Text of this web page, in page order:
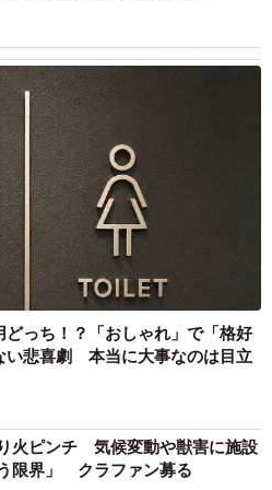
っち！？「おしゃれ」で「格好
い悲喜劇 本当に大事なのは目立
火ピンチ 気候変動や獣害に施設
限界」 クラファン募る